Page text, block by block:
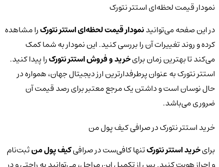
نمودار قیمت لحظه‌ای استتر نتورک
در این صفحه می‌توانیدنمودار قیمت لحظه‌ای استتر نتورکرا مشاهده
کرده و روند تغییرات آن را بررسی کنید. این نمودار به شما کمک
می‌کند تا بهترین زمان برایخرید و فروش استتر نتورکرا پیدا کنید.
استتر نتورک به عنوان پرطرفدارترین ارز دیجیتال جهان، همواره در
حال نوسان است و داشتن یک مرجع معتبر برای رصد قیمت آن
ضروری می‌باشد.
خرید استتر نتورک در صرافی کیف پول من
برایخرید استتر نتورکتنها کافی‌ست در صرافیکیف پول منثبت‌نام